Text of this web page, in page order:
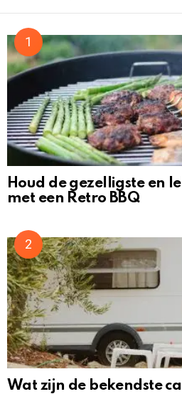
Houd de gezelligste en
met een Retro BBQ
Wat zijn de bekendste